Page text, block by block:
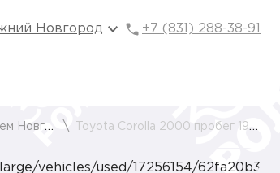
Новгород +7 (831) 288-38-91
Toyota Corolla 2000 пробег 191869